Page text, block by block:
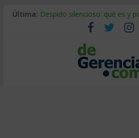
Última: Despido silencioso: qué es y
La economía de Venezuela
Los 8 pasos de Kotter: liderar
Gestión de proyectos con IA:
IA y creatividad: cómo evitar